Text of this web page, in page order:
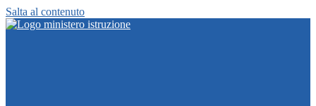
Salta al contenuto